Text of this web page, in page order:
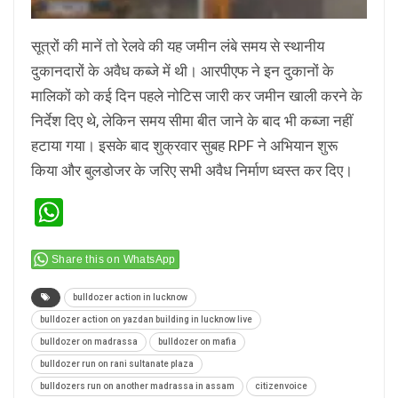
सूत्रों की मानें तो रेलवे की यह जमीन लंबे समय से स्थानीय
दुकानदारों के अवैध कब्जे में थी। आरपीएफ ने इन दुकानों के
मालिकों को कई दिन पहले नोटिस जारी कर जमीन खाली करने के
निर्देश दिए थे, लेकिन समय सीमा बीत जाने के बाद भी कब्जा नहीं
हटाया गया। इसके बाद शुक्रवार सुबह RPF ने अभियान शुरू
किया और बुलडोजर के जरिए सभी अवैध निर्माण ध्वस्त कर दिए।
Share this on WhatsApp
bulldozer action in lucknow
bulldozer action on yazdan building in lucknow live
bulldozer on madrassa bulldozer on mafia
bulldozer run on rani sultanate plaza
bulldozers run on another madrassa in assam citizenvoice